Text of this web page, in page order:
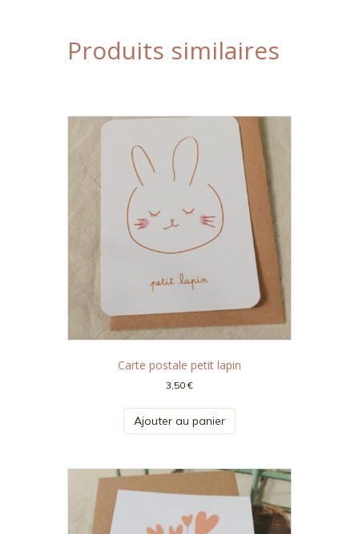
Produits similaires
Carte postale petit lapin
3,50€
Ajouter au panier